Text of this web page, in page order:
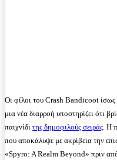
Οι φίλοι του Crash Bandicoot ίσως
μια νέα διαρροή υποστηρίζει ότι
παιχνίδι της δημοφιλούς σειράς . Η
που αποκάλυψε με ακρίβεια την
«Spyro: A Realm Beyond» πριν